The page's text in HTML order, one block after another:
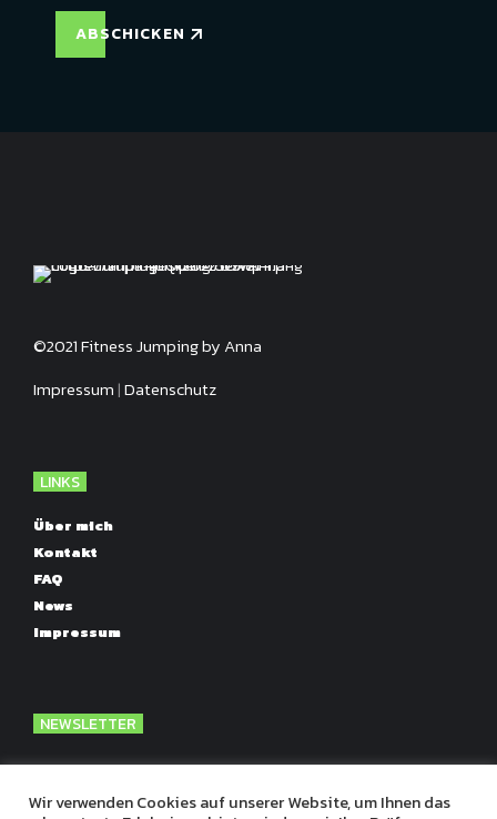
ABSCHICKEN
©2021 Fitness Jumping by Anna
Impressum |Datenschutz
LINKS
Über mich
Kontakt
FAQ
News
Impressum
NEWSLETTER
Momentan nicht Verfügbar
News und Angebote
Wir verwenden Cookies auf unserer Website, um Ihnen das